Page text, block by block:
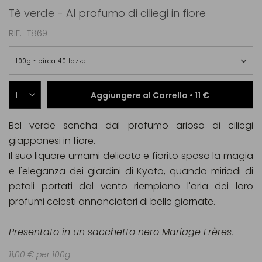
Tè verde - Al profumo di ciliegi in fiore
RIF T869
100g ~ circa 40 tazze
Aggiungere al Carrello • 11 €
Bel verde sencha dal profumo arioso di ciliegi
giapponesi in fiore.
Il suo liquore umami delicato e fiorito sposa la magia
e l'eleganza dei giardini di Kyoto, quando miriadi di
petali portati dal vento riempiono l'aria dei loro
profumi celesti annonciatori di belle giornate.
Presentato in un sacchetto nero Mariage Frères.
11,00 € per 100g